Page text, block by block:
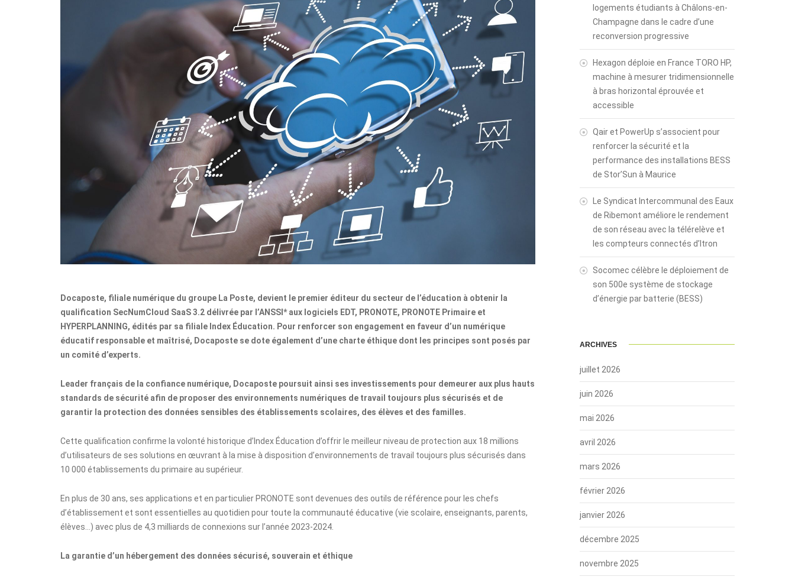
Docaposte, filiale numérique du groupe La Poste, devient le premier éditeur du secteur de l’éducation à obtenir la
qualification SecNumCloud SaaS 3.2 délivrée par l’ANSSI*aux logiciels EDT, PRONOTE, PRONOTE Primaire et
HYPERPLANNING, édités par sa filiale Index Éducation. Pour renforcer son engagement en faveur d’un numérique
éducatif responsable et maîtrisé, Docaposte se dote également d’une charte éthique dont les principes sont posés par
un comité d’experts.
Leader français de la confiance numérique, Docaposte poursuit ainsi ses investissements pour demeurer aux plus hauts
standards de sécurité afin de proposer des environnements numériques de travail toujours plus sécurisés et de
garantir la protection des données sensibles des établissements scolaires, des élèves et des familles.
Cette qualification confirme la volonté historique d’Index Éducation d’offrir le meilleur niveau de protection aux 18 millions
d’utilisateurs de ses solutions en œuvrant à la mise à disposition d’environnements de travail toujours plus sécurisés dans
10 000 établissements du primaire au supérieur.
En plus de 30 ans, ses applications et en particulier PRONOTE sont devenues des outils de référence pour les chefs
d’établissement et sont essentielles au quotidien pour toute la communauté éducative (vie scolaire, enseignants, parents,
élèves…) avec plus de 4,3 milliards de connexions sur l’année 2023-2024.
La garantie d’un hébergement des données sécurisé, souverain et éthique
logements étudiants à Châlons-en-
Champagne dans le cadre d’une
reconversion progressive
Hexagon déploie en France TORO HP,
machine à mesurer tridimensionnelle
à bras horizontal éprouvée et
accessible
Qair et PowerUp s’associent pour
renforcer la sécurité et la
performance des installations BESS
de Stor’Sun à Maurice
Le Syndicat Intercommunal des Eaux
de Ribemont améliore le rendement
de son réseau avec la télérelève et
les compteurs connectés d’Itron
Socomec célèbre le déploiement de
son 500e système de stockage
d’énergie par batterie (BESS)
ARCHIVES
juillet 2026
juin 2026
mai 2026
avril 2026
mars 2026
février 2026
janvier 2026
décembre 2025
novembre 2025